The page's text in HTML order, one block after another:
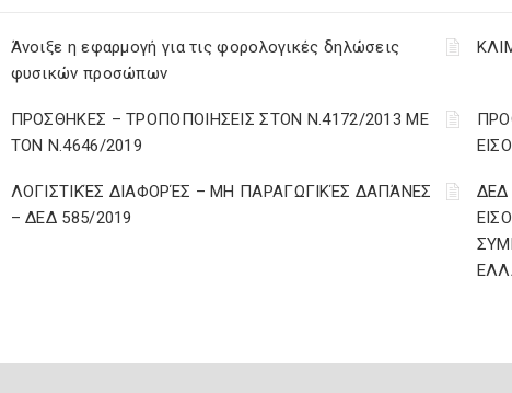
Άνοιξε η εφαρμογή για τις φορολογικές δηλώσεις
φυσικών προσώπων
ΠΡΟΣΘΗΚΕΣ – ΤΡΟΠΟΠΟΙΗΣΕΙΣ ΣΤΟΝ Ν.4172/2013 ΜΕ
ΤΟΝ Ν.4646/2019
ΛΟΓΙΣΤΙΚΈΣ ΔΙΑΦΟΡΈΣ – ΜΗ ΠΑΡΑΓΩΓΙΚΈΣ ΔΑΠΆΝΕΣ
– ΔΕΔ 585/2019
ΔΕΔ